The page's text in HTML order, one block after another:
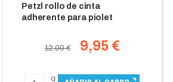
Petzl rollo de cinta
adherente para piolet
12.00 € 9,95 €